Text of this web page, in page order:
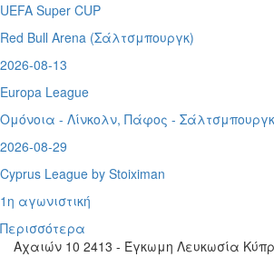
UEFA Super CUP
Red Bull Arena (Σάλτσμπουργκ)
2026-08-13
Europa League
Ομόνοια - Λίνκολν, Πάφος - Σάλτσμπουργκ
2026-08-29
Cyprus League by Stoiximan
1η αγωνιστική
Περισσότερα
Αχαιών 10 2413 - Έγκωμη Λευκωσία